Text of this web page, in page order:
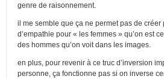
genre de raisonnement.
il me semble que ça ne permet pas de créer
d’empathie pour « les femmes » qu’on est
des hommes qu’on voit dans les images.
en plus, pour revenir à ce truc d’inversion
personne, ça fonctionne pas si on inverse